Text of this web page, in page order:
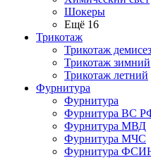
Шокеры
Ещё 16
Трикотаж
Трикотаж
Трикотаж зимний
Трикотаж летний
Фурнитура
Фурнитура
Фурнитура ВС
Фурнитура МВД
Фурнитура МЧС
Фурнитура